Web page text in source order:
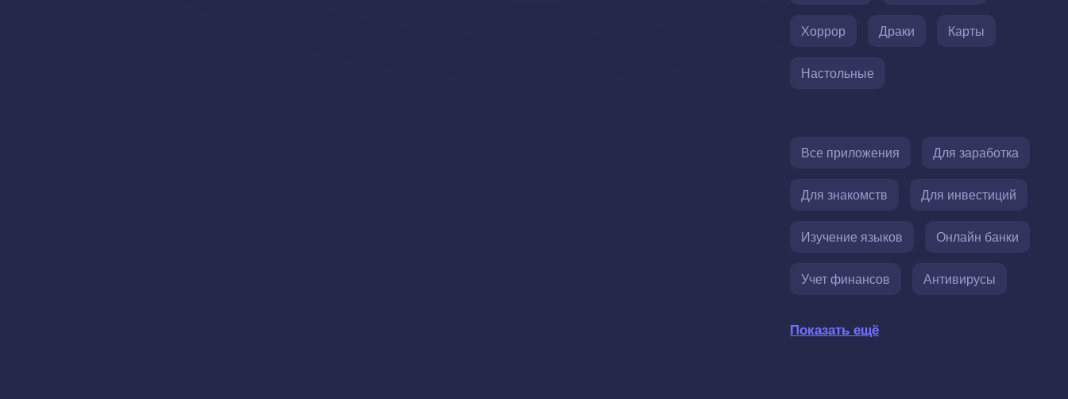
Хоррор Драки Карты
Настольные
Все приложения Для заработка
Для знакомств Для инвестиций
Изучение языков Онлайн банки
Учет финансов Антивирусы
Показать ещё